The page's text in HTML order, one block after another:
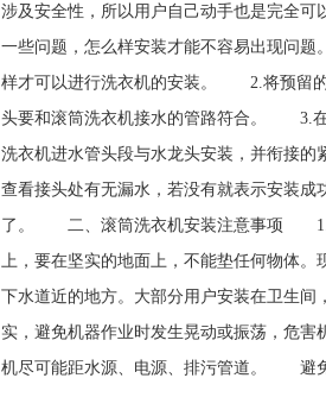
涉及安全性，所以用户自己动手也是完全可
一些问题，怎么样安装才能不容易出现
样才可以进行洗衣机的安装。 2.将预留的
头要和滚筒洗衣机接水的管路符合。 3.
洗衣机进水管头段与水龙头安装，并衔接
查看接头处有无漏水，若没有就表示安装
了。 二、滚筒洗衣机安装注意事项 1.注
上，要在坚实的地面上，不能垫任何物体
下水道近的地方。大部分用户安装在卫
实，避免机器作业时发生晃动或振荡，危
机尽可能距水源、电源、排污管道。 避免